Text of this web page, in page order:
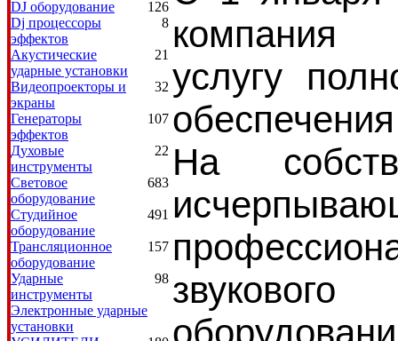
126
DJ оборудование
8
Dj процессоры
эффектов
21
Акустические
ударные установки
32
Видеопроекторы и
экраны
107
Генераторы
эффектов
22
Духовые
инструменты
683
Световое
оборудование
491
Студийное
оборудование
157
Трансляционное
оборудование
98
Ударные
инструменты
Электронные ударные
установки
компания
услугу
На